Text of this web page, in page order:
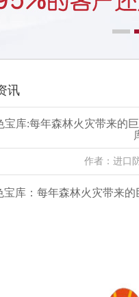
讯
宝库:每年森林火灾带来的
作者：进口
宝库：每年森林火灾带来